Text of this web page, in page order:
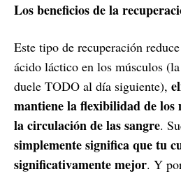
Los beneficios de la
Este tipo de recuperación
ácido láctico en los músculos
duele TODO al día siguiente),
mantiene la flexibilidad de los
la circulación de las sangre.
simplemente significa que tu
significativamente mejor. Y